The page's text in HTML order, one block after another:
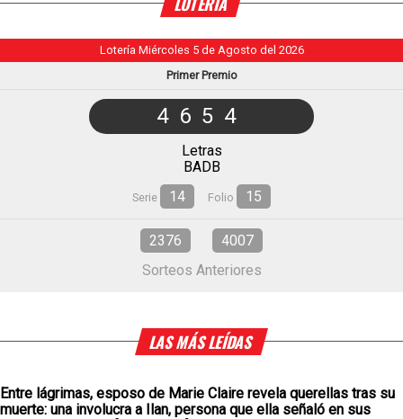
Lotería Miércoles 5 de Agosto del 2026
Primer Premio
4654
Letras
BADB
Serie 14 Folio 15
2376
4007
Sorteos Anteriores
LAS MÁS LEÍDAS
Entre lágrimas, esposo de Marie Claire revela querellas tras su
muerte: una involucra a Ilan, persona que ella señaló en sus